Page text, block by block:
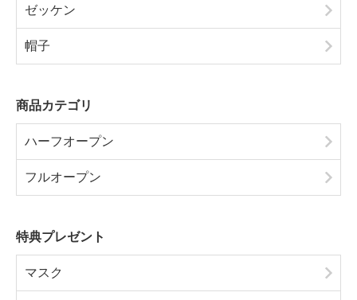
ゼッケン
帽子
商品カテゴリ
ハーフオープン
フルオープン
特典プレゼント
マスク